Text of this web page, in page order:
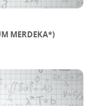
MERDEKA*)